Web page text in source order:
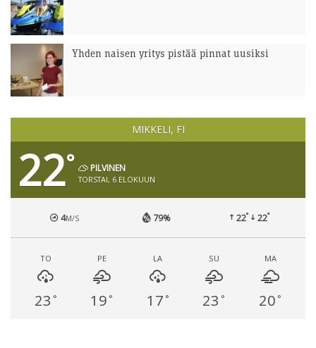
Yhden naisen yritys pistää pinnat uusiksi
MIKKELI, FI
22° PILVINEN
TORSTAI, 6 ELOKUUN
4M/S 79% 22° 22°
TO
23 °
PE
19 °
LA
17 °
SU
23 °
MA
20 °